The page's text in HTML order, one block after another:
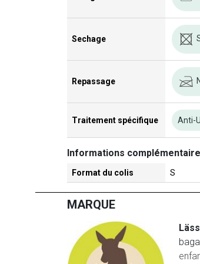
Sechage
Repassage
Traitement spécifique Anti-
Informations
Format du colis S
MARQUE